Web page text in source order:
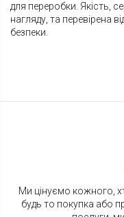
для переробки. Якість,
нагляду, та перевірена
безпеки.
Ми цінуємо кожного,
будь то покупка або